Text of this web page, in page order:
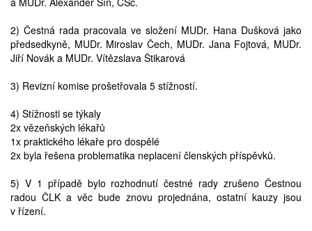
2) Čestná rada pracovala ve složení MUDr. Hana Dušková jako
předsedkyně, MUDr. Miroslav Čech, MUDr. Jana Fojtová, MUDr.
Jiří Novák a MUDr. Vítězslava Štikarová
3) Revizní komise prošetřovala 5 stížností.
4) Stížnosti se týkaly
2x vězeňských lékařů
1x praktického lékaře pro dospělé
2x byla řešena problematika neplacení členských příspěvků.
5) V 1 případě bylo rozhodnutí čestné rady zrušeno Čestnou
radou ČLK a věc bude znovu projednána, ostatní kauzy jsou
v řízení.